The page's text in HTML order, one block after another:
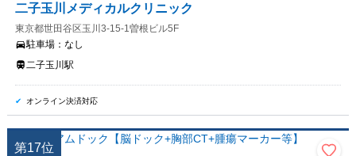
二子玉川メディカルクリニック
東京都世田谷区玉川3-15-1曽根ビル5F
駐車場： なし
二子玉川駅
オンライン決済対応
第17位